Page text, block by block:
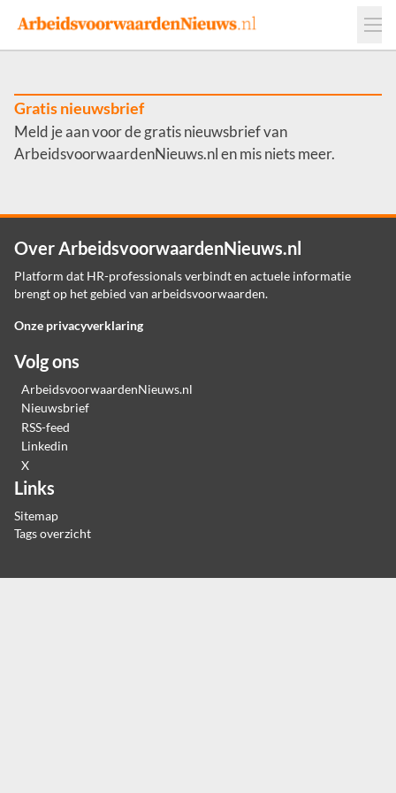
Events
Adverteren
Werkgevers
Contact
Gratis nieuwsbrief
Meld je aan voor de gratis nieuwsbrief van
ArbeidsvoorwaardenNieuws.nl en mis niets meer.
Over ArbeidsvoorwaardenNieuws.nl
Platform dat HR-professionals verbindt en actuele informatie
brengt op het gebied van arbeidsvoorwaarden.
Onze privacyverklaring
Volg ons
ArbeidsvoorwaardenNieuws.nl
Nieuwsbrief
RSS-feed
Linkedin
X
Links
Sitemap
Tags overzicht